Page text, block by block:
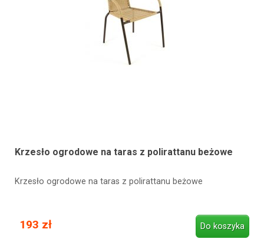
Krzesło ogrodowe na taras z polirattanu beżowe
Krzesło ogrodowe na taras z polirattanu beżowe
193 zł Do koszyka